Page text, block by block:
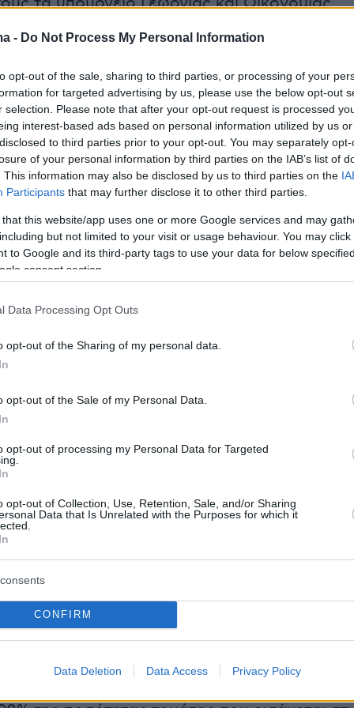
- Do Not Process My Personal Information
opt-out of the sale, sharing to third parties, or processing of your
for targeted advertising by us, please use the below opt-out
selection. Please note that after your opt-out request is processed
interest-based ads based on personal information utilized by us
to third parties prior to your opt-out. You may separately
of your personal information by third parties on the IAB’s list of
This information may also be disclosed by us to third parties on the
Participants that may further disclose it to other third parties.
that this website/app uses one or more Google services and may
but not limited to your visit or usage behaviour. You may
to Google and its third-party tags to use your data for below
consent section.
Data Processing Opt Outs
opt-out of the Sharing of my personal data.
opt-out of the Sale of my Personal Data.
opt-out of processing my Personal Data for Targeted
opt-out of Collection, Use, Retention, Sale, and/or Sharing
Data that Is Unrelated with the Purposes for which it
CONFIRM
Data Deletion Data Access Privacy Policy
ότι οι δυο τομάτες στις τρεις που
στις ΗΠΑ συλλέγονται στο Μεξικό, το
παρά τηντσέπη των αμερικανών
, καθώς θα ήταν αδύνατο το να
οι μεξικανικές τομάτες», σημείωσαν.
υπουργείο Εμπορίου κατηγορεί τους
για πρακτικές ντάμπιγκ –κατά του
και διαβεβαίωσε πως οι δασμοί που
είναι υπολογισμένες για να αντισταθμιστούν
ένας από τους κυριότερους
αλλά εδώ και πολύ καιρό οι αγρότες μας
των τιμών (σ.σ. παραγωγής) προϊόντων
σε ανακοίνωσή του ο Αμερικανός
Χάουαρντ Λάτνικ.
Σέινμπαουμ,έλεγε ότι «εργάζεται να
τυχόν νέων επιπρόσθετων
αυτής της φύσης. «Θα είναι πολύ δύσκολο
οι εξαγωγές τομάτας στις ΗΠΑ, καθώς η
δεν ανταποκρίνεται στη ζήτηση» στη χώρα